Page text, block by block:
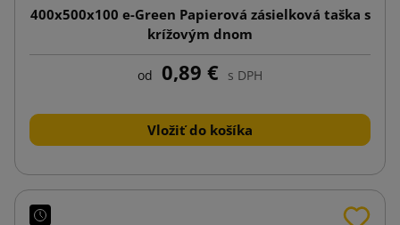
400x500x100 e-Green Papierová zásielková taška s
krížovým dnom
od 0,89 € s DPH
Vložiť do košíka